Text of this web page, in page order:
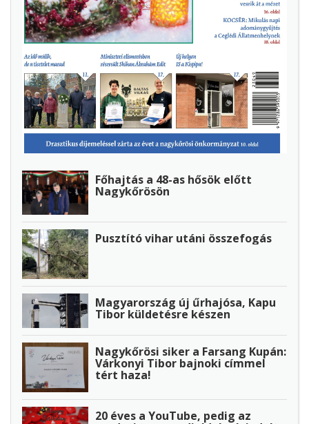
Főhajtás a 48-as hősök előtt
Nagykőrösön
Pusztító vihar utáni összefogás
Magyarország új űrhajósa, Kapu
Tibor küldetésre készen
Nagykőrösi siker a Farsang Kupán:
Várkonyi Tibor bajnoki címmel
tért haza!
20 éves a YouTube, pedig az